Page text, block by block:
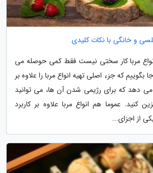
مربا کار سختی نیست فقط کمی حوصله می
که جزء اصلی تهیه انواع مربا را علاوه بر
دهد که برای رژیمی شدن آن ها، می توانید
کنید. عموما هم انواع مربا علاوه بر کاربرد
از اجزای...